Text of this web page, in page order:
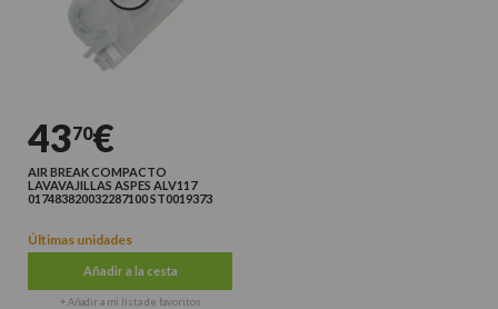
4370€
AIR BREAK COMPACTO
LAVAVAJILLAS ASPES ALV117
017483820032287100 ST0019373
Últimas unidades
Añadir a la cesta
+ Añadir a mi lista de favoritos